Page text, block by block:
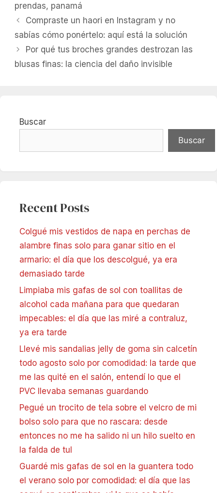
prendas, panamá
Compraste un haori en Instagram y no
sabías cómo ponértelo: aquí está la solución
Por qué tus broches grandes destrozan las
blusas finas: la ciencia del daño invisible
Buscar
Buscar
Recent Posts
Colgué mis vestidos de napa en perchas de
alambre finas solo para ganar sitio en el
armario: el día que los descolgué, ya era
demasiado tarde
Limpiaba mis gafas de sol con toallitas de
alcohol cada mañana para que quedaran
impecables: el día que las miré a contraluz,
ya era tarde
Llevé mis sandalias jelly de goma sin calcetín
todo agosto solo por comodidad: la tarde que
me las quité en el salón, entendí lo que el
PVC llevaba semanas guardando
Pegué un trocito de tela sobre el velcro de mi
bolso solo para que no rascara: desde
entonces no me ha salido ni un hilo suelto en
la falda de tul
Guardé mis gafas de sol en la guantera todo
el verano solo por comodidad: el día que las